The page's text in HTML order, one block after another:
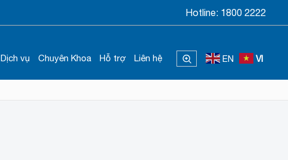
Hotline: 1800 2222
Dịch vụ Chuyên Khoa Hỗ trợ Liên hệ EN VI